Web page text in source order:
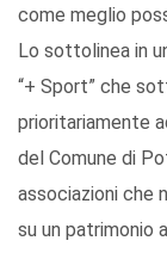
come meglio
Lo sottolinea in
“+ Sport” che
prioritariamente
del Comune di
associazioni che
su un patrimonio